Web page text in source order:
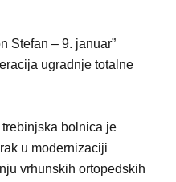
Stefan – 9. januar”
ugradnje totalne
bolnica je
u modernizaciji
vrhunskih ortopedskih